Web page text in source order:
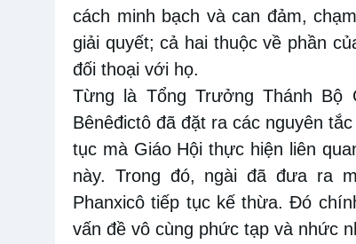
cách minh bạch và can đảm,
giải quyết; cả hai thuộc về phần
đối thoại với họ.
Từng là Tổng Trưởng Thánh
Bênêđictô đã đặt ra các nguyên
tục mà Giáo Hội thực hiện liên
này. Trong đó, ngài đã đưa ra
Phanxicô tiếp tục kế thừa. Đó
vấn đề vô cùng phức tạp và nhức